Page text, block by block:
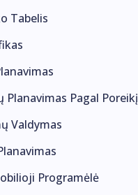
Tabelis
Planavimas Pagal Poreikį
Valdymas
Programėlė